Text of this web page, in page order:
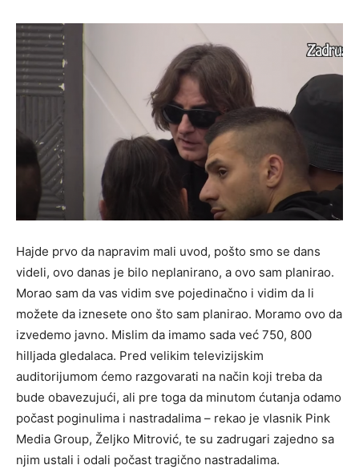
Hajde prvo da napravim mali uvod, pošto smo se dans
videli, ovo danas je bilo neplanirano, a ovo sam planirao.
Morao sam da vas vidim sve pojedinačno i vidim da li
možete da iznesete ono što sam planirao. Moramo ovo da
izvedemo javno. Mislim da imamo sada već 750, 800
hilljada gledalaca. Pred velikim televizijskim
auditorijumom ćemo razgovarati na način koji treba da
bude obavezujući, ali pre toga da minutom ćutanja odamo
počast poginulima i nastradalima – rekao je vlasnik Pink
Media Group, Željko Mitrović, te su zadrugari zajedno sa
njim ustali i odali počast tragično nastradalima.